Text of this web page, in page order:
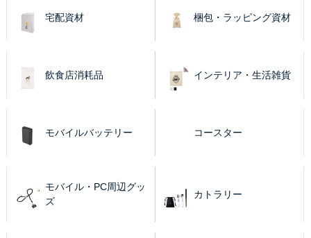
宅配資材 梱包・ラッピング資材
飲食店消耗品 インテリア・生活雑貨
モバイルバッテリー コースター
モバイル・PC周辺グッ
ズ
カトラリー